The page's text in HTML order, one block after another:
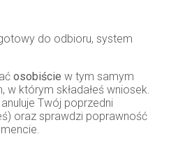
do odbioru, system
osobiście w tym samym
w którym składałeś wniosek.
Twój poprzedni
oraz sprawdzi poprawność